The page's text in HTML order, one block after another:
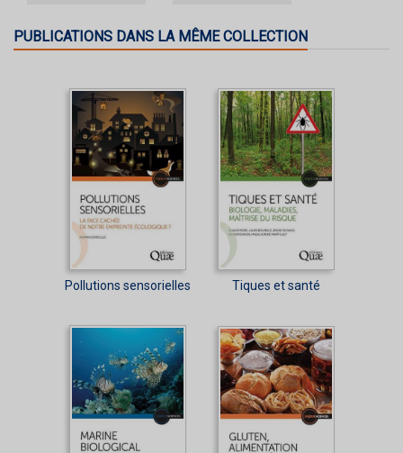
PUBLICATIONS DANS LA MÊME COLLECTION
Pollutions sensorielles Tiques et santé